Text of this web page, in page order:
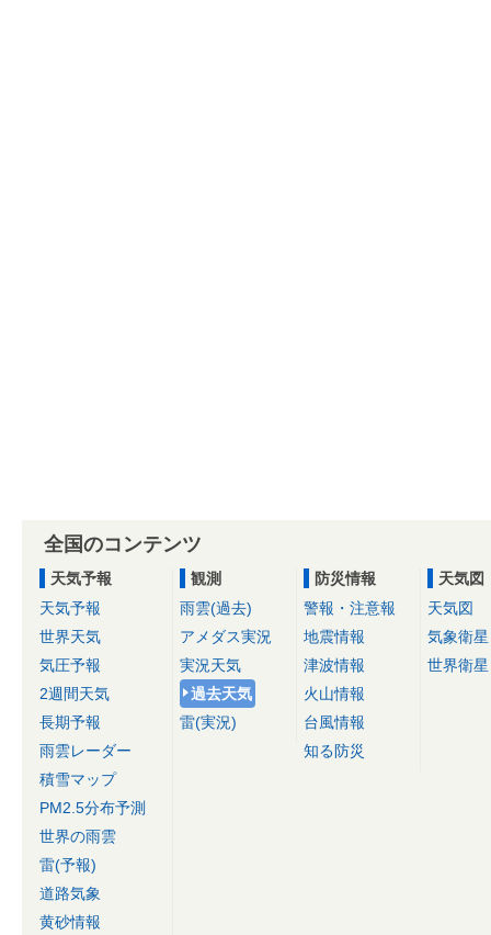
全国のコンテンツ
天気予報
天気予報
世界天気
気圧予報
2週間天気
長期予報
雨雲レーダー
積雪マップ
PM2.5分布予測
世界の雨雲
雷(予報)
道路気象
黄砂情報
観測
雨雲(過去)
アメダス実況
実況天気
過去天気
雷(実況)
防災情報
警報・注意報
地震情報
津波情報
火山情報
台風情報
知る防災
天気図
天気図
気象衛星
世界衛星